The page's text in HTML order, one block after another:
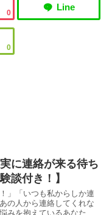
0
0
に連絡が来る待ち
談付き！】
」「いつも私からしか連
の人から連絡してくれな
みを抱えているあなた、